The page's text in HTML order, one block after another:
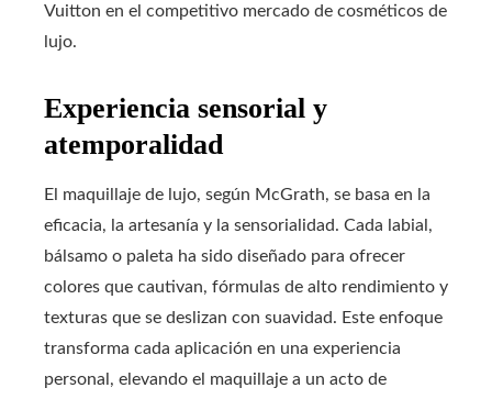
Vuitton en el competitivo mercado de cosméticos de
lujo.
Experiencia sensorial y
atemporalidad
El maquillaje de lujo, según McGrath, se basa en la
eficacia, la artesanía y la sensorialidad. Cada labial,
bálsamo o paleta ha sido diseñado para ofrecer
colores que cautivan, fórmulas de alto rendimiento y
texturas que se deslizan con suavidad. Este enfoque
transforma cada aplicación en una experiencia
personal, elevando el maquillaje a un acto de